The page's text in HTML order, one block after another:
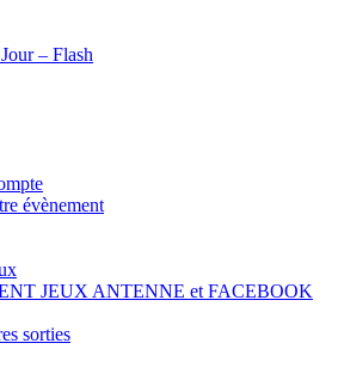
– Flash
évènement
JEUX ANTENNE et FACEBOOK
sorties